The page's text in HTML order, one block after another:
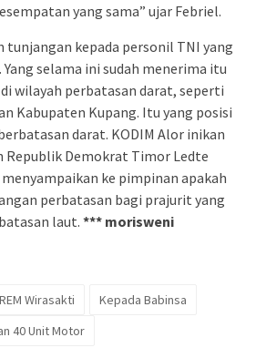
yang sama” ujar Febriel.
tunjangan kepada personil TNI yang
selama ini sudah menerima itu
wilayah perbatasan darat, seperti
Kabupaten Kupang. Itu yang posisi
darat. KODIM Alor inikan
Republik Demokrat Timor Ledte
ke pimpinan apakah
perbatasan bagi prajurit yang
laut. *** morisweni
Wirasakti
Kepada Babinsa
40 Unit Motor